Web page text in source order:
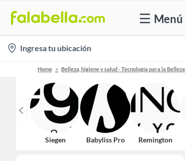
Menú
location-
icon
Ingresa tu ubicación
Home Belleza, higiene y salud - Tecnología para la Belleza
Siegen Babyliss Pro Remington